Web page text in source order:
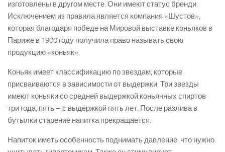
изготовлены в другом месте. Они имеют статус бренди.
Исключением из правила является компания «Шустов»,
которая благодаря победе на Мировой выставке коньяков в
Париже в 1900 году получила право называть свою
продукцию «коньяк».
Коньяк имеет классификацию по звездам, которые
присваиваются в зависимости от выдержки. Три звезды
имеют коньяки со средней выдержкой коньячных спиртов
три года, пять – с выдержкой пять лет. После разлива в
бутылки старение напитка прекращается.
Напиток иметь особенность поднимать давление, что нужно